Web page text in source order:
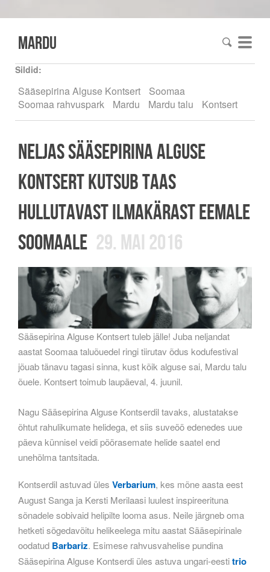
mardu
Sildid:
Sääsepirina Alguse Kontsert
Soomaa
Soomaa rahvuspark
Mardu Mardu talu Kontsert
Neljas Sääsepirina Alguse
Kontsert kutsub taas
hullutavast ilmakärast eemale
Soomaale 29. mai 2016
Sääsepirina Alguse Kontsert tuleb jälle! Juba neljandat
aastat Soomaa taluõuedel ringi tiirutav õdus kodufestival
jõuab tänavu tagasi sinna, kust kõik alguse sai, Mardu talu
õuele. Kontsert toimub laupäeval, 4. juunil.
Nagu Sääsepirina Alguse Kontserdil tavaks, alustatakse
õhtut rahulikumate helidega, et siis suveöö edenedes uue
päeva künnisel veidi pöörasemate helide saatel end
unehõlma tantsitada.
Kontserdil astuvad üles Verbarium, kes mõne aasta eest
August Sanga ja Kersti Merilaasi luulest inspireerituna
sõnadele sobivaid helipilte looma asus. Neile järgneb oma
hetketi sõgedavõitu helikeelega mitu aastat Sääsepirinale
oodatud Barbariz. Esimese rahvusvahelise pundina
Sääsepirina Alguse Kontserdi üles astuva ungari-eestitrio